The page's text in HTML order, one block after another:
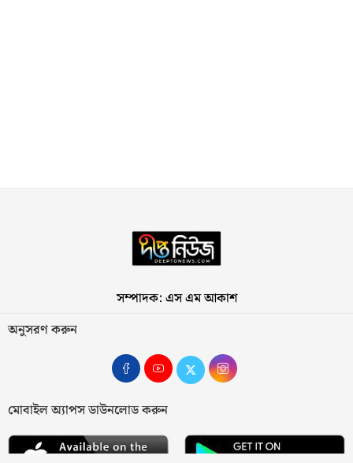
সম্পাদক: এস এম আকাশ
অনুসরণ করুন
মোবাইল অ্যাপস ডাউনলোড করুন